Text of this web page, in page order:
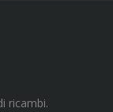
ricambi.